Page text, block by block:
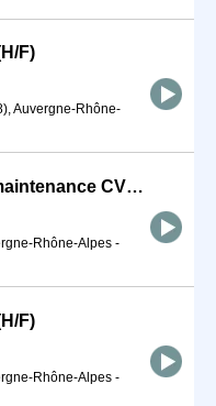
F)
Auvergne-Rhône-
Alternance - Technicien de maintenance CVC - TSE (H/F)
Rhône-Alpes -
F)
Rhône-Alpes -